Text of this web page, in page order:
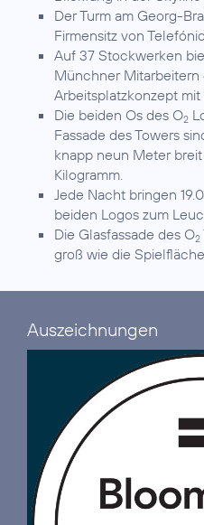
Der Turm am Georg-
Firmensitz von
Auf 37 Stockwerken
Münchner Mitarbeitern
Arbeitsplatzkonzept
Die beiden Os des O2
Fassade des Towers
knapp neun Meter
Kilogramm.
Jede Nacht bringen
beiden Logos zum
Die Glasfassade des O2
groß wie die
Auszeichnungen